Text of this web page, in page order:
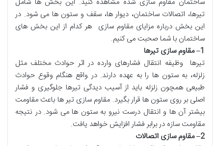
تیرها، اتصالات ساختمان، دیوار ها، سقف و ستون ها می شود. در
این بخش درباره مزایای مقاوم سازی هر کدام از این بخش های
ساختمان با شما صحبت می کنیم.
1
–مقاوم سازی تیرها
تیرها وظیفه انتقال فشارهای وارده در اثر حوادث مختلف مثل
زلزله، به ستون ها را به عهده دارند. در واقع هنگام وقوع حوادث
طبیعی همچون زلزله باید از آسیب دیدگی تیرها جلوگیری و فشار
اصلی بر روی ستون ها قرار بگیرد. مقاوم سازی تیر ها باعث مقاومت
بیشتر آن ها و انتقال درست نیرو به ستون ها می شود. در نتیجه
مقاومت سازه در برابر فشار افزایش خواهد یافت.
2
–مقاوم سازی اتصالات